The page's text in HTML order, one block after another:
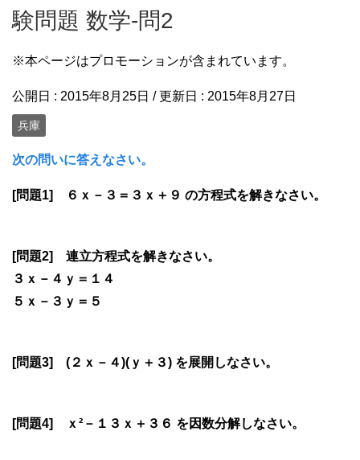
験問題 数学-問2
※本ページはプロモーションが含まれています。
公開日 : 2015年8月25日 / 更新日 : 2015年8月27日
兵庫
次の問いに答えなさい。
[問題1] ６ｘ－３＝３ｘ＋９ の方程式を解きなさい。
[問題2] 連立方程式を解きなさい。
３ｘ－４ｙ＝１４
５ｘ－３ｙ＝５
[問題3] (２ｘ－４)(ｙ＋３) を展開しなさい。
[問題4] ｘ²－１３ｘ＋３６ を因数分解しなさい。